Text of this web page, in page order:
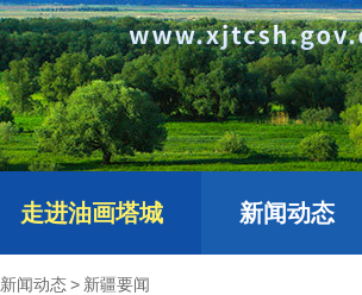
走进油画塔城 新闻动态
新闻动态> 新疆要闻